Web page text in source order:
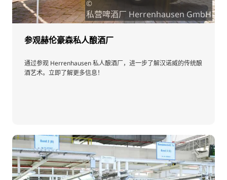
©
私营啤酒厂 Herrenhausen GmbH
参观赫伦豪森私人酿酒厂
通过参观 Herrenhausen 私人酿酒厂，进一步了解汉诺威的传统酿
酒艺术。立即了解更多信息！